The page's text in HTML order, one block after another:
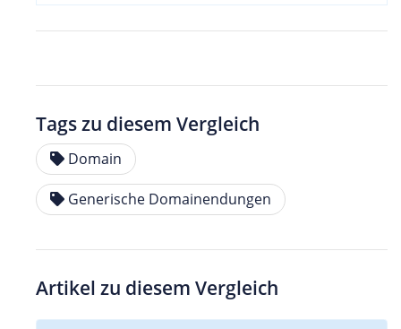
Tags zu diesem Vergleich
Domain
Generische Domainendungen
Artikel zu diesem Vergleich